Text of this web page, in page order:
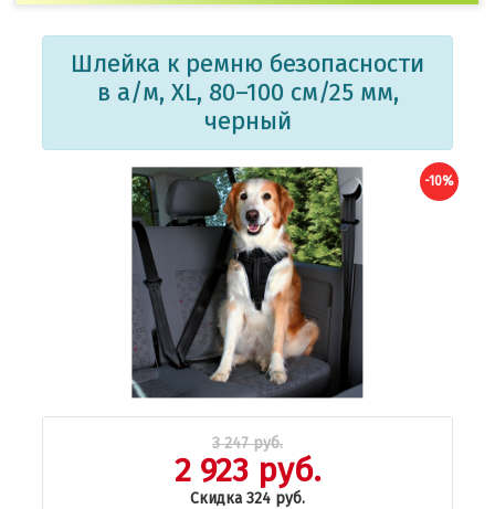
Шлейка к ремню безопасности
в а/м, XL, 80–100 см/25 мм,
черный
-10%
3 247 руб.
2 923 руб.
Скидка 324 руб.